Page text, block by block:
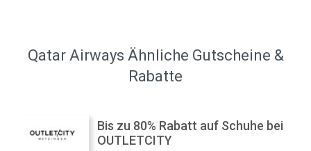
Qatar Airways Ähnliche Gutscheine &
Rabatte
Bis zu 80% Rabatt auf Schuhe bei
OUTLETCITY